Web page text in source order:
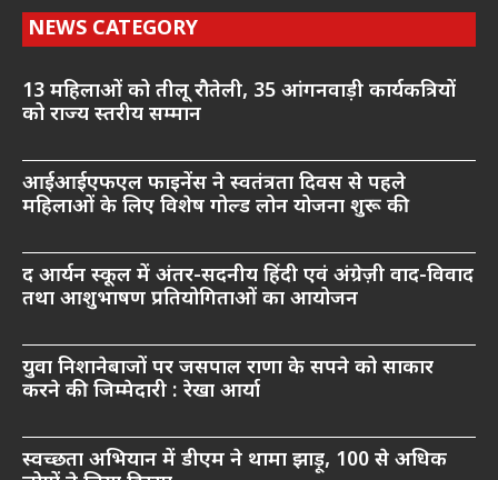
NEWS CATEGORY
13 महिलाओं को तीलू रौतेली, 35 आंगनवाड़ी कार्यकत्रियों
को राज्य स्तरीय सम्मान
आईआईएफएल फाइनेंस ने स्वतंत्रता दिवस से पहले
महिलाओं के लिए विशेष गोल्ड लोन योजना शुरू की
द आर्यन स्कूल में अंतर-सदनीय हिंदी एवं अंग्रेज़ी वाद-विवाद
तथा आशुभाषण प्रतियोगिताओं का आयोजन
युवा निशानेबाजों पर जसपाल राणा के सपने को साकार
करने की जिम्मेदारी : रेखा आर्या
स्वच्छता अभियान में डीएम ने थामा झाड़ू, 100 से अधिक